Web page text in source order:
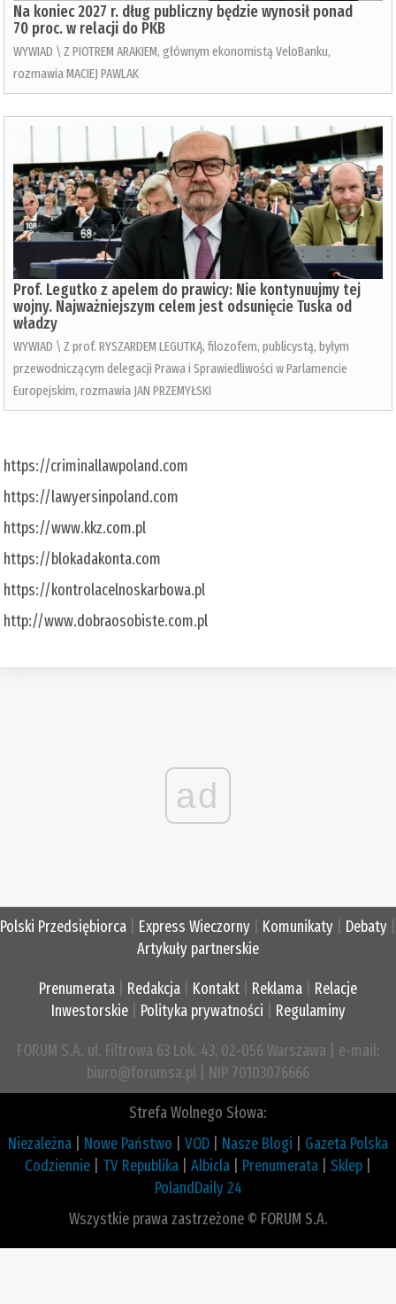
Na koniec 2027 r. dług publiczny będzie wynosił ponad
70 proc. w relacji do PKB
WYWIAD \ Z PIOTREM ARAKIEM, głównym ekonomistą VeloBanku,
rozmawia MACIEJ PAWLAK
Prof. Legutko z apelem do prawicy: Nie kontynuujmy tej
wojny. Najważniejszym celem jest odsunięcie Tuska od
władzy
WYWIAD \ Z prof. RYSZARDEM LEGUTKĄ, filozofem, publicystą, byłym
przewodniczącym delegacji Prawa i Sprawiedliwości w Parlamencie
Europejskim, rozmawia JAN PRZEMYŁSKI
https://criminallawpoland.com
https://lawyersinpoland.com
https://www.kkz.com.pl
https://blokadakonta.com
https://kontrolacelnoskarbowa.pl
http://www.dobraosobiste.com.pl
ad
Polski Przedsiębiorca Express Wieczorny Komunikaty Debaty
Artykuły partnerskie
Prenumerata Redakcja Kontakt Reklama
Relacje
Inwestorskie| Polityka prywatności Regulaminy
FORUM S.A. ul. Filtrowa 63 Lok. 43, 02-056 Warszawa | e-mail:
biuro@forumsa.pl | NIP 70103076666
Strefa Wolnego Słowa:
Niezależna
Nowe Państwo VOD Nasze Blogi
Gazeta Polska
Codziennie
TV Republika Albicla Prenumerata Sklep
PolandDaily 24
Wszystkie prawa zastrzeżone © FORUM S.A.